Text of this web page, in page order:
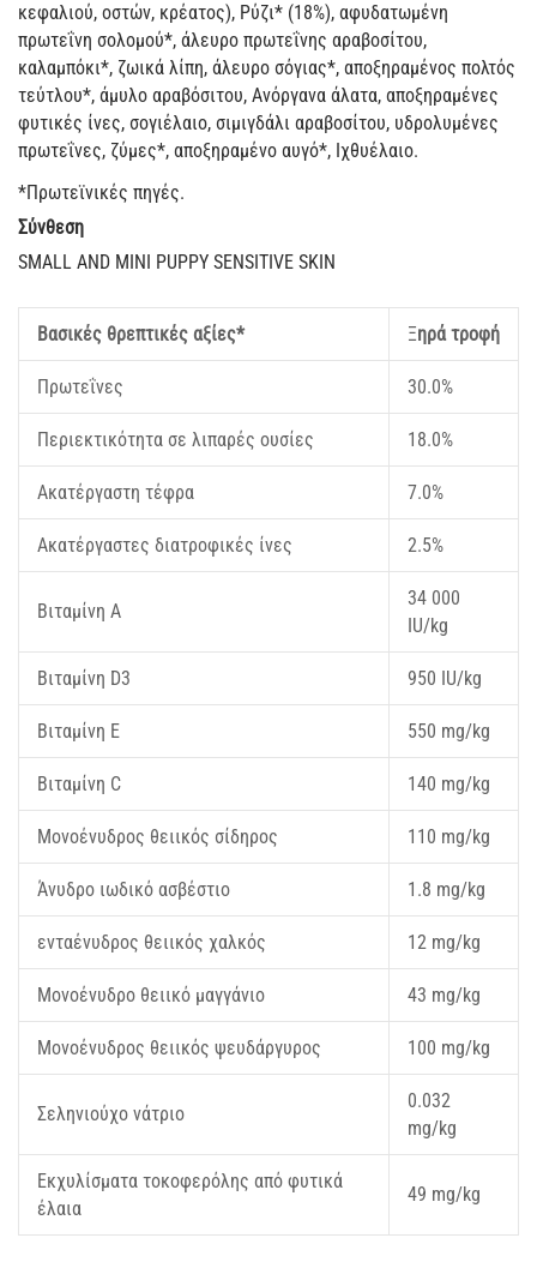
κεφαλιού, οστών, κρέατος), Ρύζι* (18%), αφυδατωμένη
πρωτεΐνη σολομού*, άλευρο πρωτεΐνης αραβοσίτου,
καλαμπόκι*, ζωικά λίπη, άλευρο σόγιας*, αποξηραμένος πολτός
τεύτλου*, άμυλο αραβόσιτου, Ανόργανα άλατα, αποξηραμένες
φυτικές ίνες, σογιέλαιο, σιμιγδάλι αραβοσίτου, υδρολυμένες
πρωτεΐνες, ζύμες*, αποξηραμένο αυγό*, Ιχθυέλαιο.
*Πρωτεϊνικές πηγές.
Σύνθεση
SMALL AND MINI PUPPY SENSITIVE SKIN
Βασικές θρεπτικές αξίες* Ξηρά τροφή
Πρωτεΐνες 30.0%
Περιεκτικότητα σε λιπαρές ουσίες 18.0%
Ακατέργαστη τέφρα 7.0%
Ακατέργαστες διατροφικές ίνες 2.5%
Βιταμίνη Α
34 000
IU/kg
Βιταμίνη D3 950 IU/kg
Βιταμίνη Ε 550 mg/kg
Βιταμίνη C 140 mg/kg
Μονοένυδρος θειικός σίδηρος 110 mg/kg
Άνυδρο ιωδικό ασβέστιο 1.8 mg/kg
ενταένυδρος θειικός χαλκός 12 mg/kg
Μονοένυδρο θειικό μαγγάνιο 43 mg/kg
Μονοένυδρος θειικός ψευδάργυρος 100 mg/kg
Σεληνιούχο νάτριο
0.032
mg/kg
Εκχυλίσματα τοκοφερόλης από φυτικά
έλαια
49 mg/kg